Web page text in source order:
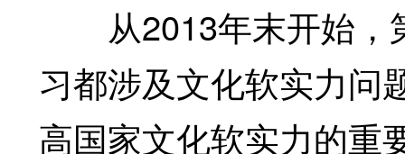
从2013年末开始，
习都涉及文化软实力问
高国家文化软实力的重